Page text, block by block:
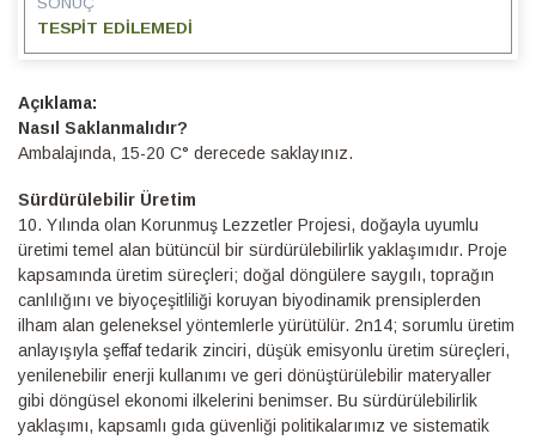
TESPİT EDİLEMEDİ
Detaylı
Bilgi
Nasıl Saklanmalıdır?
Ambalajında, 15-20 C° derecede saklayınız.
Sürdürülebilir Üretim
10.⁠ ⁠Yılında olan Korunmuş Lezzetler Projesi, doğayla uyumlu
üretimi temel alan bütüncül bir sürdürülebilirlik yaklaşımıdır. Proje
kapsamında üretim süreçleri; doğal döngülere saygılı, toprağın
canlılığını ve biyoçeşitliliği koruyan biyodinamik prensiplerden
ilham alan geleneksel yöntemlerle yürütülür. 2n14; sorumlu üretim
anlayışıyla şeffaf tedarik zinciri, düşük emisyonlu üretim süreçleri,
yenilenebilir enerji kullanımı ve geri dönüştürülebilir materyaller
gibi döngüsel ekonomi ilkelerini benimser. Bu sürdürülebilirlik
yaklaşımı, kapsamlı gıda güvenliği politikalarımız ve sistematik